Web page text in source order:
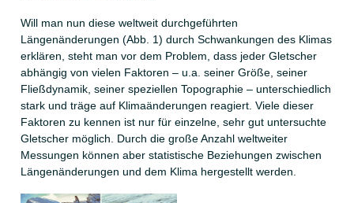
Will man nun diese weltweit durchgeführten
Längenänderungen (Abb. 1) durch Schwankungen des Klimas
erklären, steht man vor dem Problem, dass jeder Gletscher
abhängig von vielen Faktoren – u.a. seiner Größe, seiner
Fließdynamik, seiner speziellen Topographie – unterschiedlich
stark und träge auf Klimaänderungen reagiert. Viele dieser
Faktoren zu kennen ist nur für einzelne, sehr gut untersuchte
Gletscher möglich. Durch die große Anzahl weltweiter
Messungen können aber statistische Beziehungen zwischen
Längenänderungen und dem Klima hergestellt werden.